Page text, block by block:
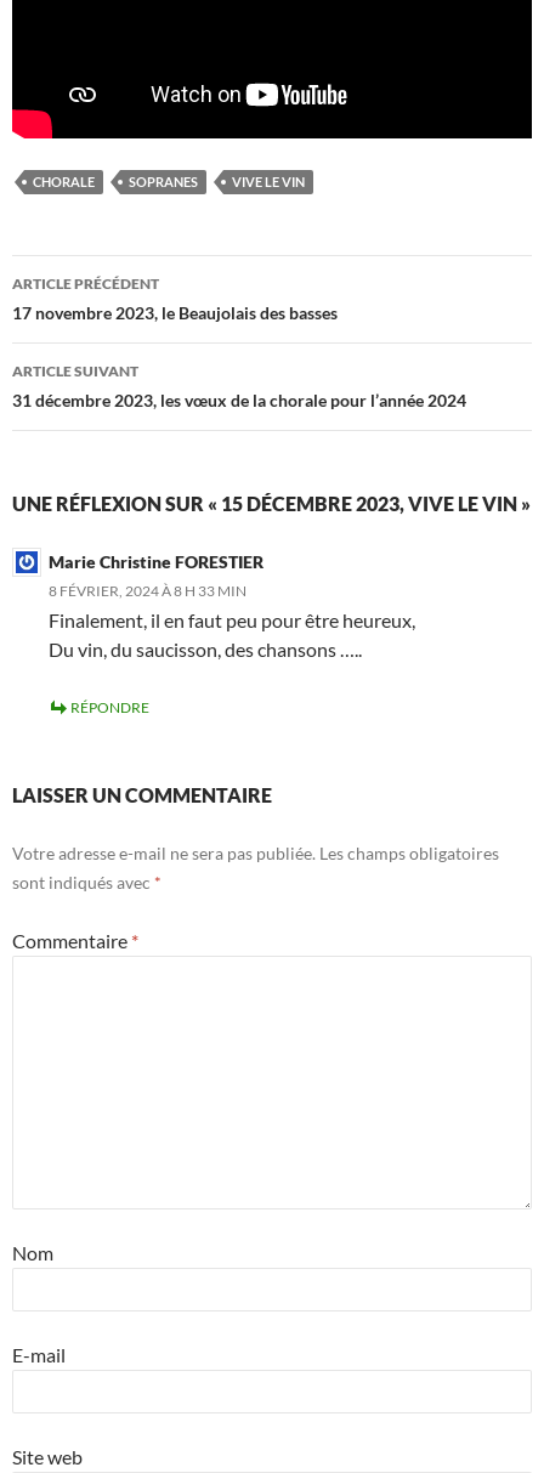
CHORALE SOPRANES VIVE LE VIN
Navigation
des
articles
ARTICLE PRÉCÉDENT
17 novembre 2023, le Beaujolais des basses
ARTICLE SUIVANT
31 décembre 2023, les vœux de la chorale pour l’année 2024
UNE RÉFLEXION SUR « 15 DÉCEMBRE 2023, VIVE LE VIN »
Marie Christine FORESTIER
8 FÉVRIER, 2024 À 8 H 33 MIN
Finalement, il en faut peu pour être heureux,
Du vin, du saucisson, des chansons …..
RÉPONDRE
LAISSER UN COMMENTAIRE
Votre adresse e-mail ne sera pas publiée. Les champs obligatoires
sont indiqués avec *
Commentaire *
Nom
E-mail
Site web